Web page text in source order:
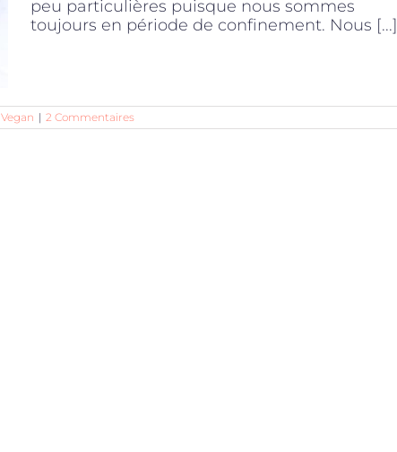
peu particulières puisque nous sommes
toujours en période de confinement. Nous [...]
Vegan | 2 Commentaires